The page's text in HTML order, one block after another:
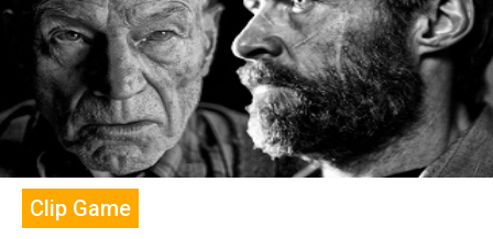
Clip Game